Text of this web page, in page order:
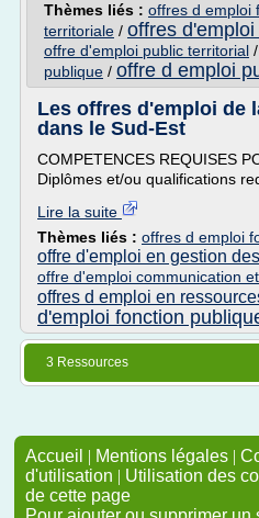
Thèmes liés : offres d emploi
territoriale / offres
offre d'emploi public territorial /
publique / offre d emploi
Les offres d'emploi de
dans le Sud-Est
COMPETENCES REQUISES
Diplômes et/ou qualifications
Lire la suite
Thèmes liés : offres d emploi
offre d'emploi en gestion
offre d'emploi communication
offres d emploi en
d'emploi fonction
3 Ressources
Accueil | Mentions légales |
d'utilisation | Utilisation des
de cette page